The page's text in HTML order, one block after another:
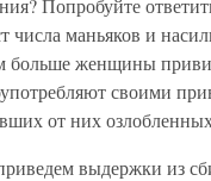
Попробуйте
числа маньяков и
больше женщины
своими
от них
выдержки из